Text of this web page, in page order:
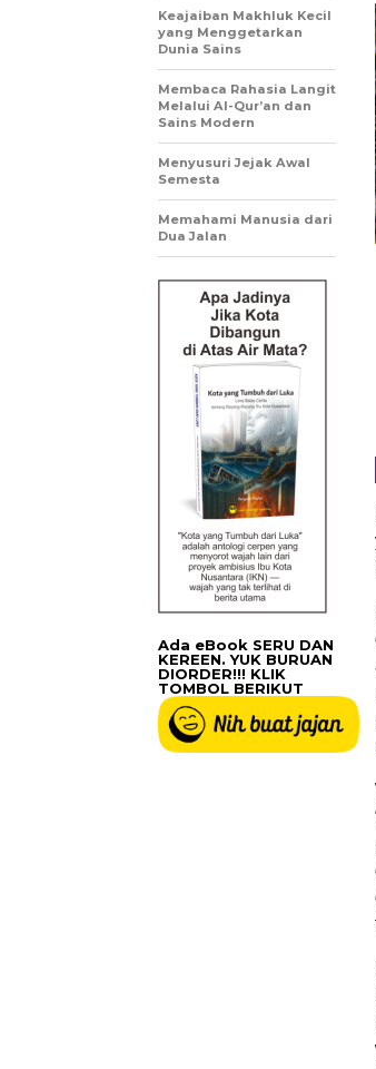
Keajaiban Makhluk Kecil
yang Menggetarkan
Dunia Sains
Membaca Rahasia Langit
Melalui Al-Qur’an dan
Sains Modern
Menyusuri Jejak Awal
Semesta
Memahami Manusia dari
Dua Jalan
Ada eBook SERU DAN
KEREEN. YUK BURUAN
DIORDER!!! KLIK
TOMBOL BERIKUT